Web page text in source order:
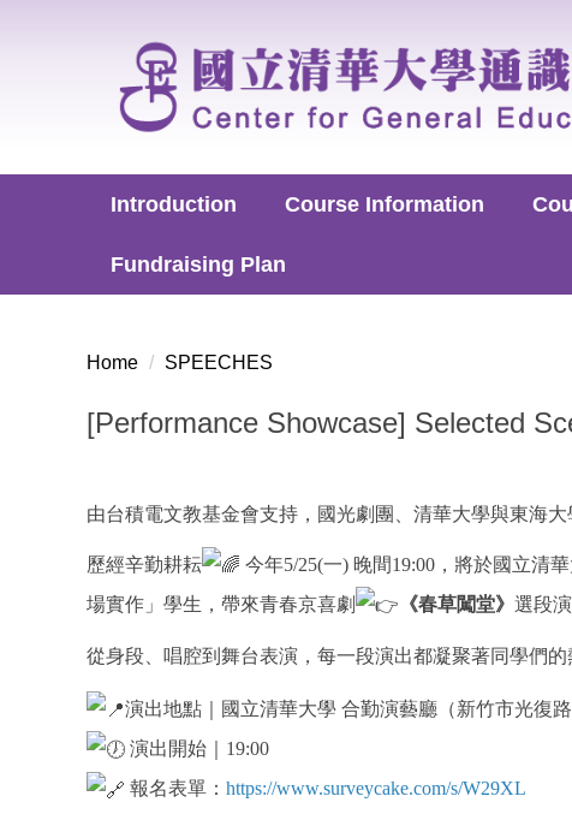
Introduction Course Information
Fundraising Plan
Home SPEECHES
[Performance Showcase] Selected
由台積電文教基金會支持，國光劇團、清華大學與東海
歷經辛勤耕耘 今年5/25(一) 晚間19:00，將於國立清
場實作」學生，帶來青春京喜劇
《春草闖堂》 選段
從身段、唱腔到舞台表演，每一段演出都凝聚著同學們的
演出地點｜國立清華大學 合勤演藝廳 （新竹市光復
演出開始｜19:00
報名表單： https://www.surveycake.com/s/W29XL